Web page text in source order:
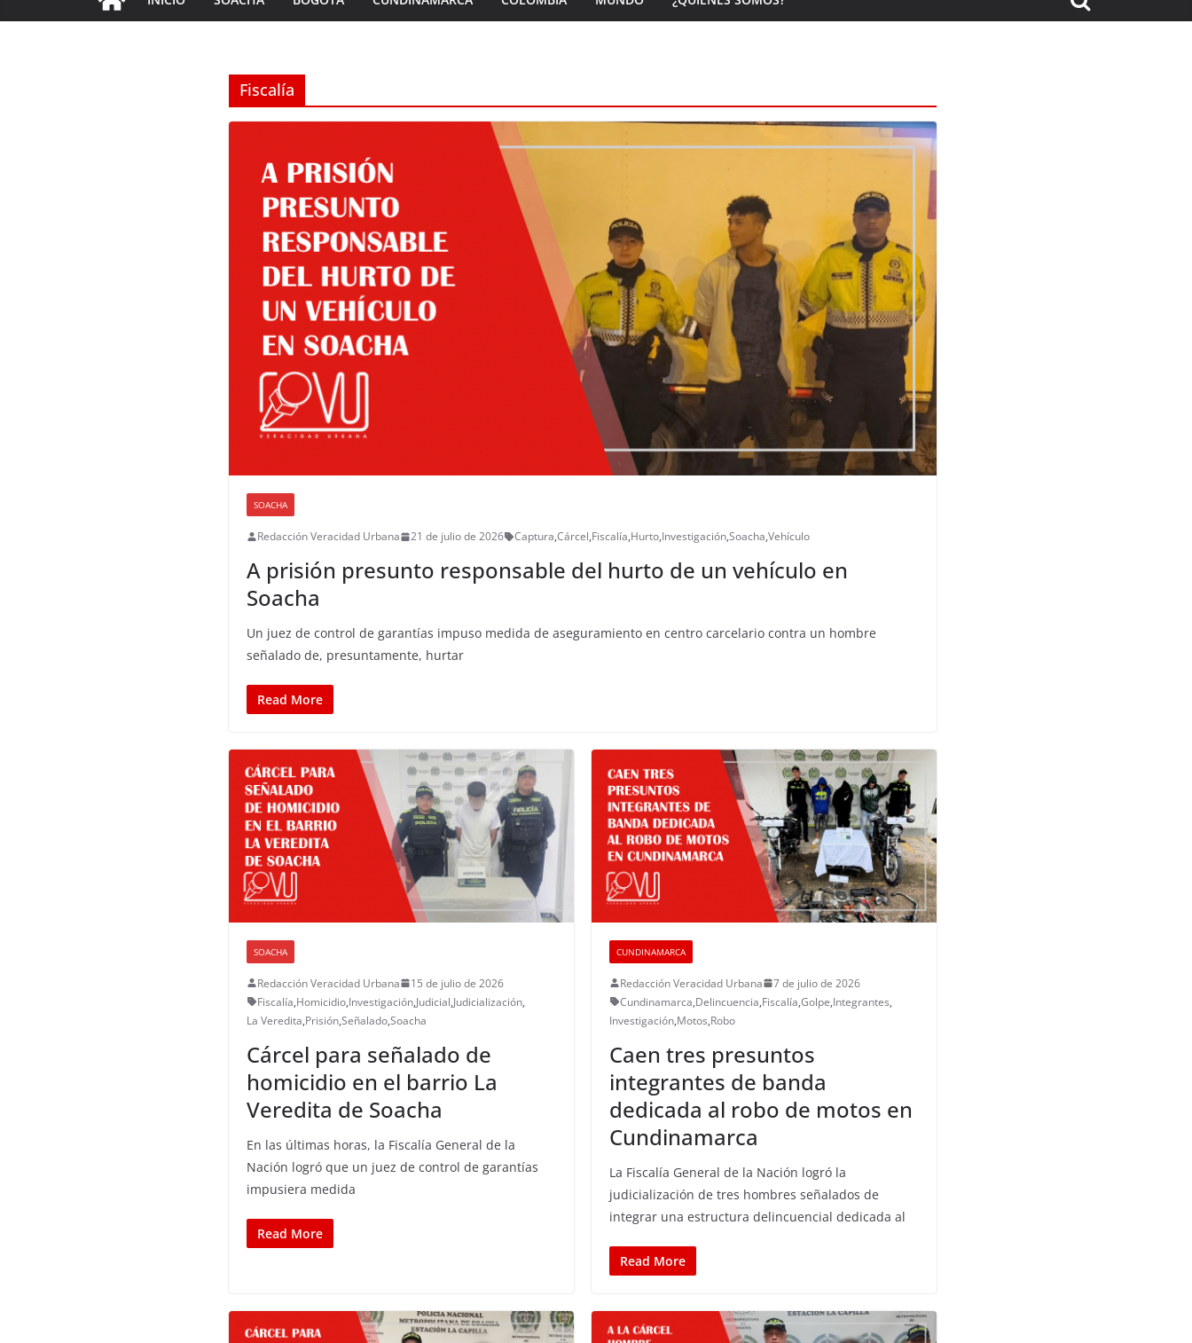
Fiscalía
SOACHA
Redacción Veracidad Urbana 21 de julio de 2026 Captura,Cárcel,Fiscalía,Hurto,Investigación,Soacha,Vehículo
A prisión presunto responsable del hurto de un vehículo en
Soacha
Un juez de control de garantías impuso medida de aseguramiento en centro carcelario contra un hombre
señalado de, presuntamente, hurtar
Read More
SOACHA
Redacción Veracidad Urbana
15 de julio de 2026
Fiscalía,Homicidio,Investigación,Judicial,Judicialización,
La Veredita,Prisión,Señalado,Soacha
Cárcel para señalado de
homicidio en el barrio La
Veredita de Soacha
En las últimas horas, la Fiscalía General de la
Nación logró que un juez de control de garantías
impusiera medida
Read More
CUNDINAMARCA
Redacción Veracidad Urbana
7 de julio de 2026
Cundinamarca,Delincuencia,Fiscalía,Golpe,Integrantes,
Investigación,Motos,Robo
Caen tres presuntos
integrantes de banda
dedicada al robo de motos en
Cundinamarca
La Fiscalía General de la Nación logró la
judicialización de tres hombres señalados de
integrar una estructura delincuencial dedicada al
Read More